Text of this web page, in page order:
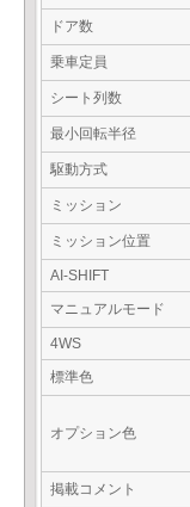
ドア数
乗車定員
シート列数
最小回転半径
駆動方式
ミッション
ミッション位置
AI-SHIFT
マニュアルモード
4WS
標準色
オプション色
掲載コメント